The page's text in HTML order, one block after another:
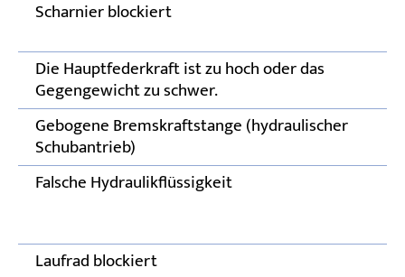
Scharnier blockiert
Die Hauptfederkraft ist zu hoch oder das
Gegengewicht zu schwer.
Gebogene Bremskraftstange (hydraulischer
Schubantrieb)
Falsche Hydraulikflüssigkeit
Laufrad blockiert